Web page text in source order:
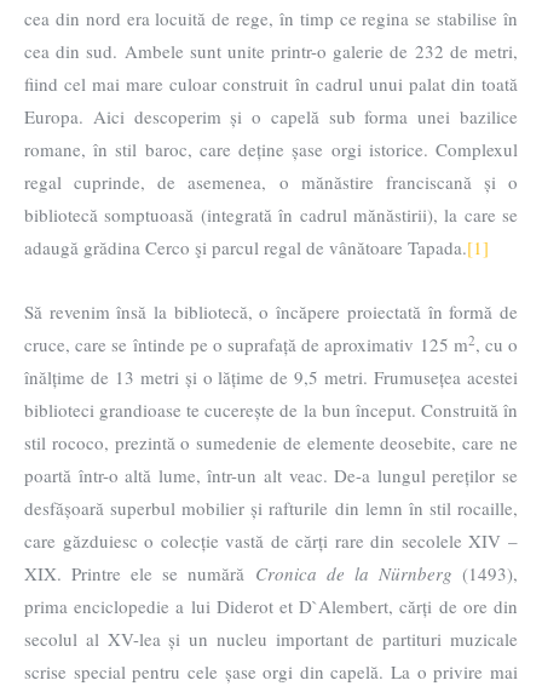
cea din nord era locuită de rege, în timp ce regina se stabilise în
cea din sud. Ambele sunt unite printr-o galerie de 232 de metri,
fiind cel mai mare culoar construit în cadrul unui palat din toată
Europa. Aici descoperim și o capelă sub forma unei bazilice
romane, în stil baroc, care deține șase orgi istorice. Complexul
regal cuprinde, de asemenea, o mănăstire franciscană și o
bibliotecă somptuoasă (integrată în cadrul mănăstirii), la care se
adaugă grădina Cerco şi parcul regal de vânătoare Tapada.[1]
Să revenim însă la bibliotecă, o încăpere proiectată în formă de
cruce, care se întinde pe o suprafață de aproximativ 125 m2, cu o
înălțime de 13 metri și o lățime de 9,5 metri. Frumusețea acestei
biblioteci grandioase te cucerește de la bun început. Construită în
stil rococo, prezintă o sumedenie de elemente deosebite, care ne
poartă într-o altă lume, într-un alt veac. De-a lungul pereților se
desfășoară superbul mobilier și rafturile din lemn în stil rocaille,
care găzduiesc o colecție vastă de cărți rare din secolele XIV –
XIX. Printre ele se numără Cronica de la Nürnberg (1493),
prima enciclopedie a lui Diderot et D`Alembert, cărți de ore din
secolul al XV-lea și un nucleu important de partituri muzicale
scrise special pentru cele șase orgi din capelă. La o privire mai